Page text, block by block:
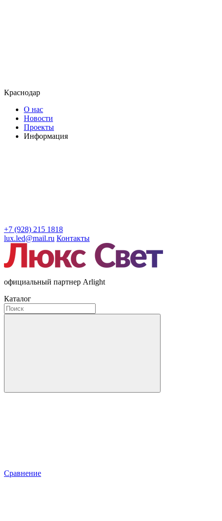
Краснодар
О нас
Новости
Проекты
Информация
+7 (928) 215 1818
lux.led@mail.ru Контакты
официальный партнер Arlight
Каталог
Сравнение